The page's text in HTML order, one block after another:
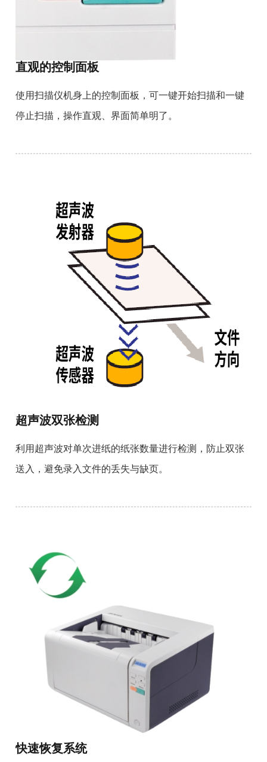
直观的控制面板
使用扫描仪机身上的控制面板，可一键开始扫描和一键
停止扫描，操作直观、界面简单明了。
超声波双张检测
利用超声波对单次进纸的纸张数量进行检测，防止双张
送入，避免录入文件的丢失与缺页。
快速恢复系统